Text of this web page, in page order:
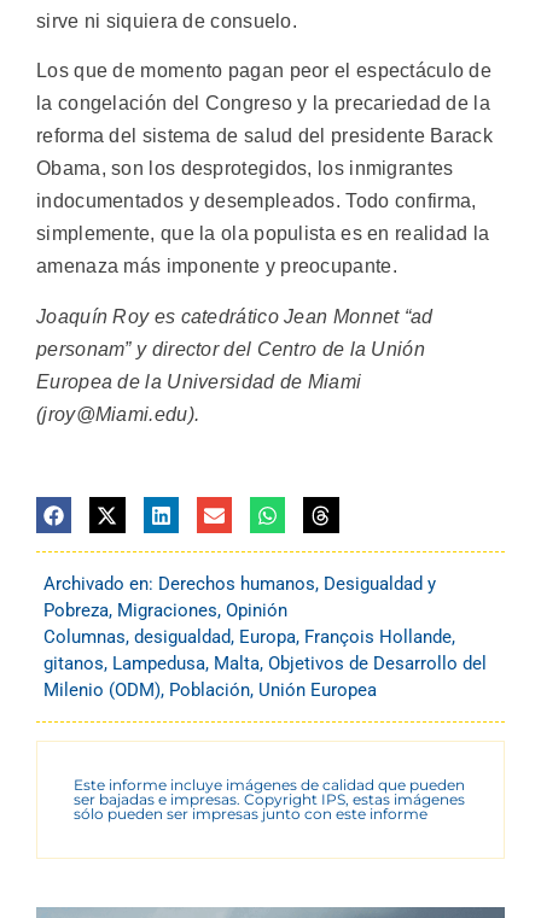
sirve ni siquiera de consuelo.
Los que de momento pagan peor el espectáculo de
la congelación del Congreso y la precariedad de la
reforma del sistema de salud del presidente Barack
Obama, son los desprotegidos, los inmigrantes
indocumentados y desempleados. Todo confirma,
simplemente, que la ola populista es en realidad la
amenaza más imponente y preocupante.
Joaquín Roy es catedrático Jean Monnet “ad
personam” y director del Centro de la Unión
Europea de la Universidad de Miami
(jroy@Miami.edu).
Archivado en: Derechos humanos, Desigualdad y
Pobreza, Migraciones, Opinión
Columnas, desigualdad, Europa, François Hollande,
gitanos, Lampedusa, Malta, Objetivos de Desarrollo del
Milenio (ODM), Población, Unión Europea
Este informe incluye imágenes de calidad que pueden
ser bajadas e impresas. Copyright IPS, estas imágenes
sólo pueden ser impresas junto con este informe